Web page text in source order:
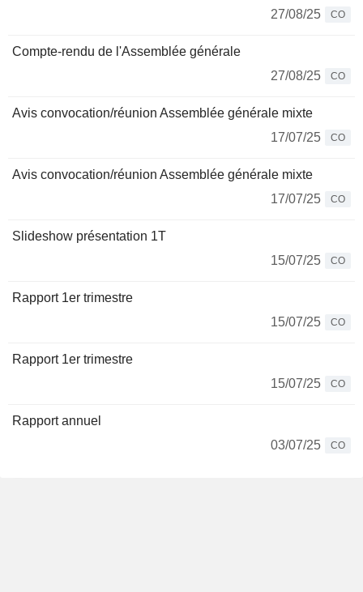
27/08/25
CO
Compte-rendu de l'Assemblée générale
27/08/25
CO
Avis convocation/réunion Assemblée générale mixte
17/07/25
CO
Avis convocation/réunion Assemblée générale mixte
17/07/25
CO
Slideshow présentation 1T
15/07/25
CO
Rapport 1er trimestre
15/07/25
CO
Rapport 1er trimestre
15/07/25
CO
Rapport annuel
03/07/25
CO